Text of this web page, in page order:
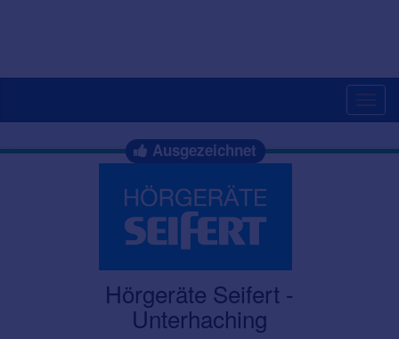
Ausgezeichnet
Hörgeräte Seifert -
Unterhaching